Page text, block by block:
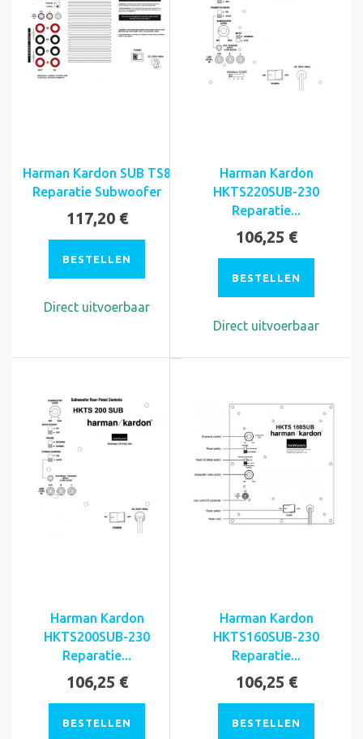
Harman Kardon SUB TS8
Reparatie Subwoofer
117,20 €
BESTELLEN
Direct uitvoerbaar
Harman Kardon
HKTS220SUB-230
Reparatie...
106,25 €
BESTELLEN
Direct uitvoerbaar
Harman Kardon
HKTS200SUB-230
Reparatie...
106,25 €
BESTELLEN
Harman Kardon
HKTS160SUB-230
Reparatie...
106,25 €
BESTELLEN